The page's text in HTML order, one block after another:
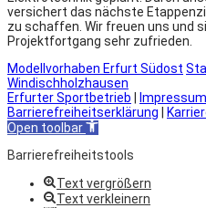
versichert das nächste
zu schaffen. Wir freuen uns und
Projektfortgang sehr zufrieden.
Modellvorhaben Erfurt Südost
Windischholzhausen
Erfurter Sportbetrieb
Impressum
Barrierefreiheitserklärung
Open toolbar
Barrierefreiheitstools
Text vergrößern
Text verkleinern